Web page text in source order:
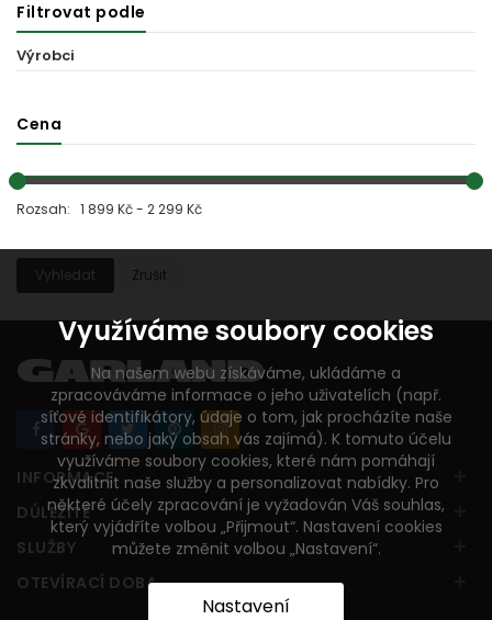
Filtrovat podle
Výrobci
Cena
Rozsah: 1 899 Kč - 2 299 Kč
Vyhledat Zrušit
INFORMACE
DŮLEŽITÉ
SLUŽBY
OTEVÍRACÍ DOBA
Využíváme soubory cookies
Na našem webu získáváme, ukládáme a
zpracováváme informace o jeho uživatelích (např.
síťové identifikátory, údaje o tom, jak procházíte naše
stránky, nebo jaký obsah vás zajímá). K tomuto účelu
využíváme soubory cookies, které nám pomáhají
zkvalitnit naše služby a personalizovat nabídky. Pro
některé účely zpracování je vyžadován Váš souhlas,
který vyjádříte volbou „Přijmout“. Nastavení cookies
můžete změnit volbou „Nastavení“.
Nastavení